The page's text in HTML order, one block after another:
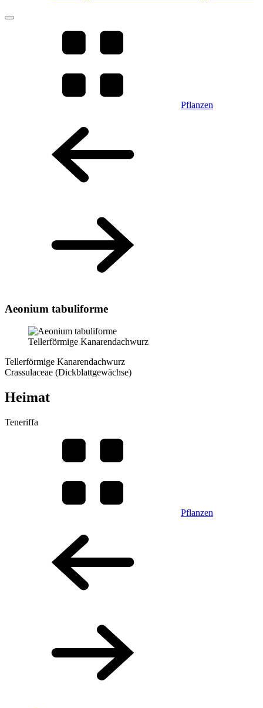
Pflanzen
Aeonium tabuliforme
Tellerförmige Kanarendachwurz
Tellerförmige Kanarendachwurz
Crassulaceae (Dickblattgewächse)
Heimat
Teneriffa
Pflanzen